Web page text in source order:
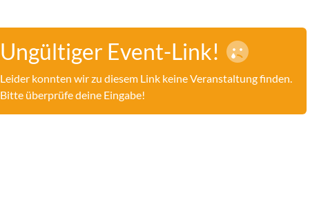
Ungültiger Event-Link!
Leider konnten wir zu diesem Link keine Veranstaltung finden.
Bitte überprüfe deine Eingabe!